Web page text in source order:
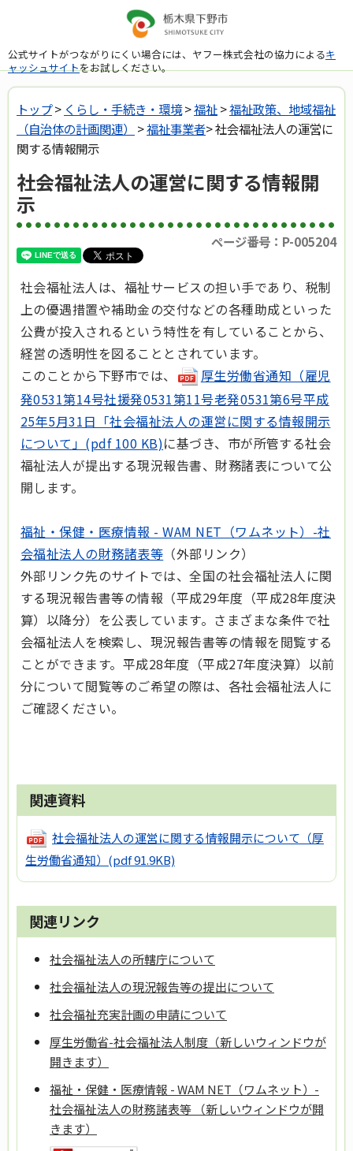
公式サイトがつながりにくい場合には、ヤフー株式会社の協力によるキ
ャッシュサイトをお試しください。
トップ> くらし・手続き・環境>福祉>福祉政策、地域福祉
（自治体の計画関連）
>福祉事業者> 社会福祉法人の運営に
関する情報開示
社会福祉法人の運営に関する情報開
示
ページ番号：P-005204
社会福祉法人は、福祉サービスの担い手であり、税制
上の優遇措置や補助金の交付などの各種助成といった
公費が投入されるという特性を有していることから、
経営の透明性を図ることとされています。
このことから下野市では、
厚生労働省通知（雇児
発0531第14号社援発0531第11号老発0531第6号平成
25年5月31日「社会福祉法人の運営に関する情報開示
について」(pdf 100 KB)に基づき、市が所管する社会
福祉法人が提出する現況報告書、財務諸表について公
開します。
福祉・保健・医療情報 - WAM NET（ワムネット）-社
会福祉法人の財務諸表等 （外部リンク）
外部リンク先のサイトでは、全国の社会福祉法人に関
する現況報告書等の情報（平成29年度（平成28年度決
算）以降分）を公表しています。さまざまな条件で社
会福祉法人を検索し、現況報告書等の情報を閲覧する
ことができます。平成28年度（平成27年度決算）以前
分について閲覧等のご希望の際は、各社会福祉法人に
ご確認ください。
関連資料
社会福祉法人の運営に関する情報開示について（厚
生労働省通知） (pdf 91.9KB)
関連リンク
社会福祉法人の所轄庁について
社会福祉法人の現況報告等の提出について
社会福祉充実計画の申請について
厚生労働省-社会福祉法人制度（新しいウィンドウが
開きます）
福祉・保健・医療情報 - WAM NET（ワムネット）-
社会福祉法人の財務諸表等 （新しいウィンドウが開
きます）